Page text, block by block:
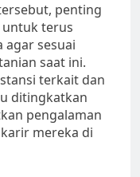
penting
terus
sesuai
saat ini.
terkait dan
ditingkatkan
pengalaman
mereka di